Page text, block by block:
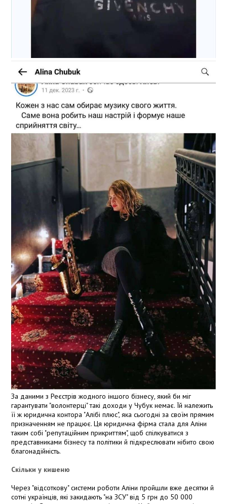
За даними з Реєстрів жодного іншого бізнесу, який би міг
гарантувати "волонтерці" такі доходи у Чубук немає. Їй належить
її ж юридична контора "Алібі плюс", яка сьогодні за своїм прямим
призначенням не працює. Ця юридична фірма стала для Аліни
таким собі "репутаційним прикриттям", щоб спілкуватися з
представниками бізнесу та політики й підкреслювати нібито свою
благонадійність.
Скільки у кишеню
Через "відсоткову" системи роботи Аліни пройшли вже десятки й
сотні українців, які закидають "на ЗСУ" від 5 грн до 50 000